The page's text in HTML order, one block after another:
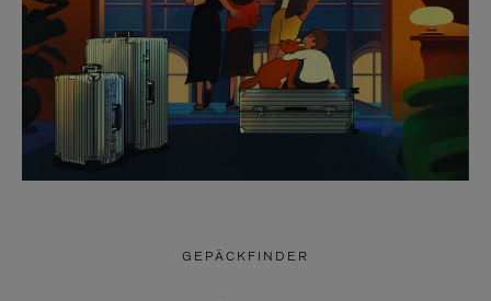
GEPÄCKFINDER